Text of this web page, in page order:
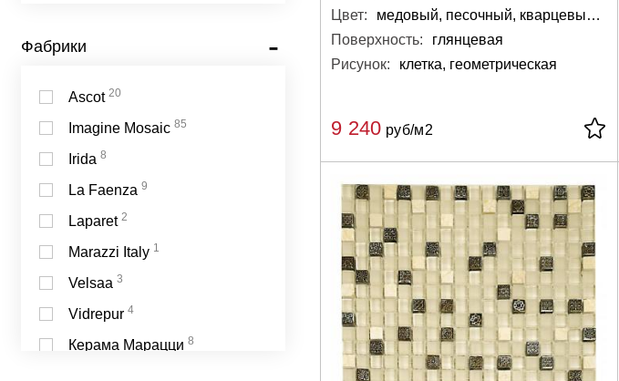
Фабрики
Ascot 20
Imagine Mosaic 85
Irida 8
La Faenza 9
Laparet 2
Marazzi Italy 1
Velsaa 3
Vidrepur 4
Керама Марацци 8
Цвет:
медовый, песочный, кварцевый, светло-серый, серый, бежевый
Поверхность:
глянцевая
Рисунок:
клетка, геометрическая
9 240 руб/м2